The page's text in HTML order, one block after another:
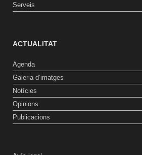
Serveis
ACTUALITAT
Agenda
Galeria d’imatges
Notícies
Opinions
Publicacions